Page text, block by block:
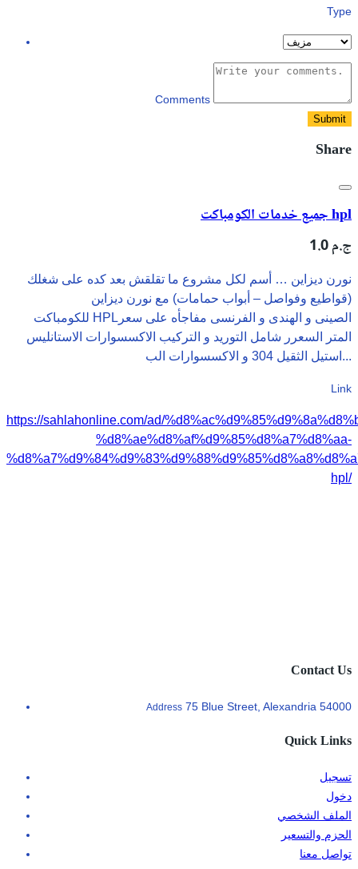
Type
Comments
Submit
Share
جميع خدمات الكومباكت hpl
1.0 ج.م
(قواطيع وفواصل – أبواب حمامات) مع نورن ديزاين
للكومباكتHPLالصينى و الهندى و الفرنسى مفاجأه على سعر
المتر السعرر شامل التوريد و التركيب الاكسسوارات الاستانليس
استيل الثقيل 304 و الاكسسوارات الب...
Link
https://sahlahonline.com/ad/
%d8%ae%d8%af%d9%85%d8%a7%d8%aa-
hpl/
Contact Us
Address 75 Blue Street, Alexandria 54000
Quick Links
تسجيل
دخول
الملف الشخصي
الحزم والتسعير
تواصل معنا